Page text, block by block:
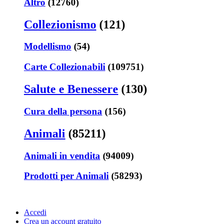
Collezionismo (121)
Modellismo (54)
Carte Collezionabili (109751)
Salute e Benessere (130)
Cura della persona (156)
Animali (85211)
Animali in vendita (94009)
Prodotti per Animali (58293)
Accedi
Crea un account gratuito